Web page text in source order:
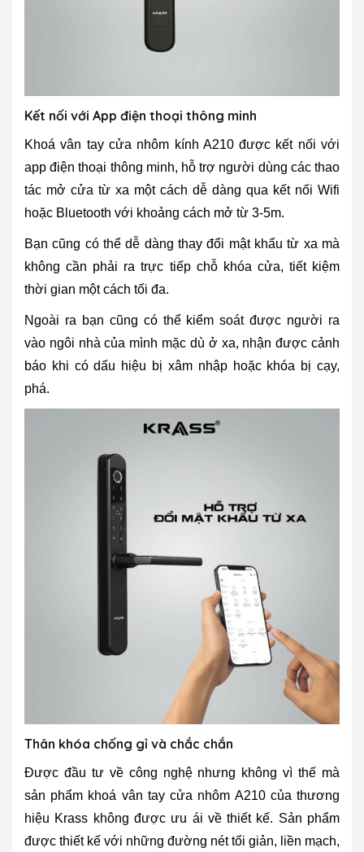
Kết nối với App điện thoại thông minh
Khoá vân tay cửa nhôm kính A210 được kết nối với
app điện thoại thông minh, hỗ trợ người dùng các thao
tác mở cửa từ xa một cách dễ dàng qua kết nối Wifi
hoặc Bluetooth với khoảng cách mở từ 3-5m.
Bạn cũng có thể dễ dàng thay đổi mật khẩu từ xa mà
không cần phải ra trực tiếp chỗ khóa cửa, tiết kiệm
thời gian một cách tối đa.
Ngoài ra bạn cũng có thể kiểm soát được người ra
vào ngôi nhà của mình mặc dù ở xa, nhận được cảnh
báo khi có dấu hiệu bị xâm nhập hoặc khóa bị cạy,
phá.
Thân khóa chống gỉ và chắc chắn
Được đầu tư về công nghệ nhưng không vì thế mà
sản phẩm khoá vân tay cửa nhôm A210 của thương
hiệu Krass không được ưu ái về thiết kế. Sản phẩm
được thiết kế với những đường nét tối giản, liền mạch,